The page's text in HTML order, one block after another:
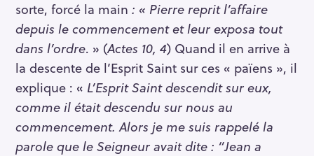
sorte, forcé la main : « Pierre reprit l’affaire
depuis le commencement et leur exposa tout
dans l’ordre. » (Actes 10, 4) Quand il en arrive à
la descente de l’Esprit Saint sur ces « païens », il
explique : « L’Esprit Saint descendit sur eux,
comme il était descendu sur nous au
commencement. Alors je me suis rappelé la
parole que le Seigneur avait dite : “Jean a
R
e